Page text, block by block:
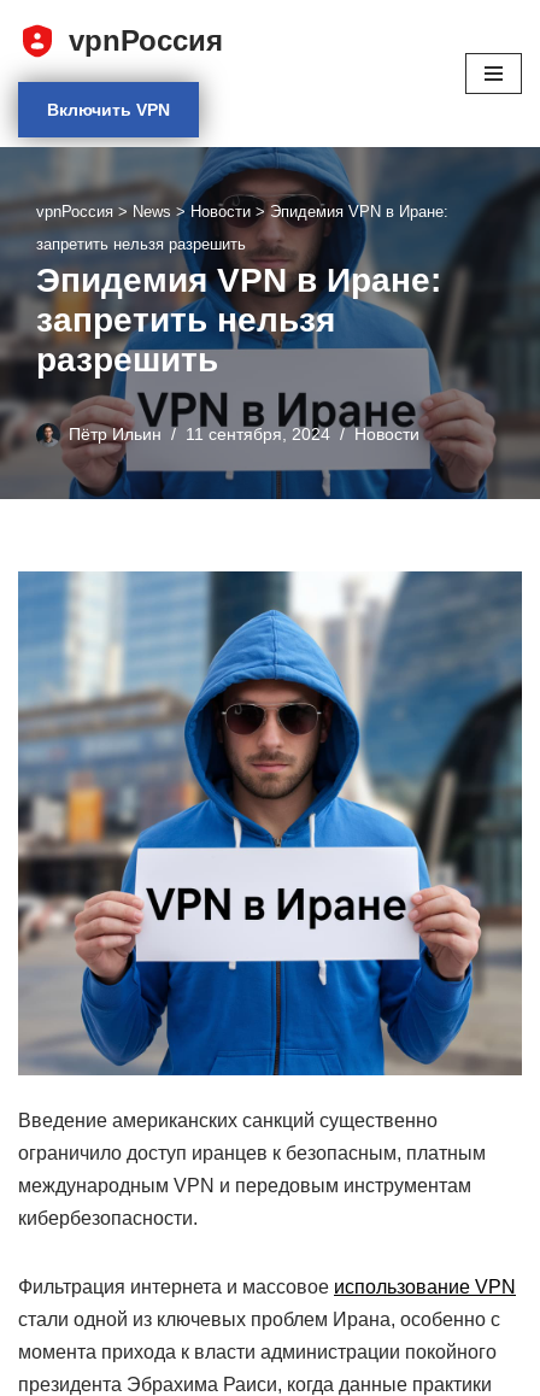
vpnРоссия
Включить VPN
vpnРоссия > News >Новости >Эпидемия VPN в Иране:
запретить нельзя разрешить
Эпидемия VPN в Иране:
запретить нельзя
разрешить
Пётр Ильин 11 сентября, 2024 Новости
Введение американских санкций существенно
ограничило доступ иранцев к безопасным, платным
международным VPN и передовым инструментам
кибербезопасности.
Фильтрация интернета и массовое использование VPN
стали одной из ключевых проблем Ирана, особенно с
момента прихода к власти администрации покойного
президента Эбрахима Раиси, когда данные практики